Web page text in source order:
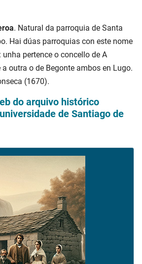
. Natural da parroquia de Santa
Hai dúas parroquias con este nome
pertence o concello de A
a outra o de Begonte ambos en Lugo.
(1670).
do arquivo histórico
de Santiago de